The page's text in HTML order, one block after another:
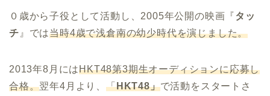
０歳から子役として活動し、2005年公開の映画『 タッ
チ 』では当時4歳で浅倉南の幼少時代を演じました。
2013年8月にはHKT48第3期生オーディションに応募し
合格。翌年4月より、「HKT48」で活動をスタートさ